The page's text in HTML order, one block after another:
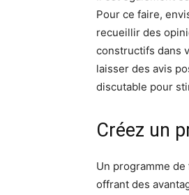
Pour ce faire,
recueillir des
constructifs dans
laisser des avis
discutable pour
Créez un
Un programme
offrant des